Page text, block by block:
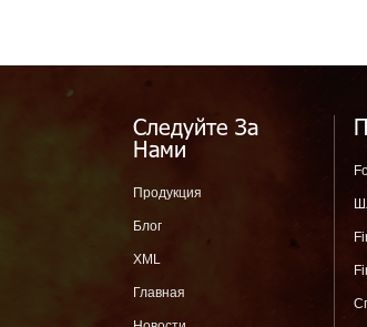
Следуйте За
Нами
Продукция
Блог
XML
Главная